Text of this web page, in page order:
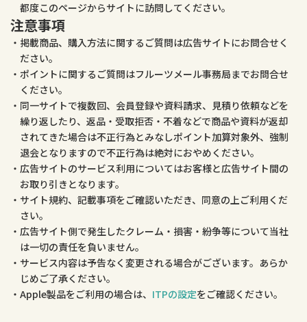
都度このページからサイトに訪問してください。
注意事項
掲載商品、購入方法に関するご質問は広告サイトにお問合せく
ださい。
ポイントに関するご質問はフルーツメール事務局までお問合せ
ください。
同一サイトで複数回、会員登録や資料請求、見積り依頼などを
繰り返したり、返品・受取拒否・不着などで商品や資料が返却
されてきた場合は不正行為とみなしポイント加算対象外、強制
退会となりますので不正行為は絶対におやめください。
広告サイトのサービス利用についてはお客様と広告サイト間の
お取り引きとなります。
サイト規約、記載事項をご確認いただき、同意の上ご利用くだ
さい。
広告サイト側で発生したクレーム・損害・紛争等について当社
は一切の責任を負いません。
サービス内容は予告なく変更される場合がございます。あらか
じめご了承ください。
Apple製品をご利用の場合は、 ITPの設定をご確認ください。